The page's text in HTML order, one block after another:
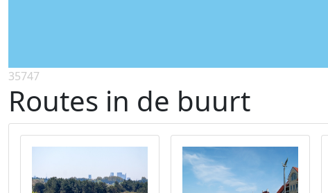
35747
Routes in de buurt